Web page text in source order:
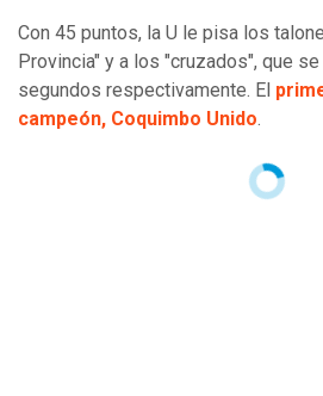
Con 45 puntos, la U le pisa los
Provincia" y a los "cruzados", que
segundos respectivamente. El
campeón, Coquimbo Unido.